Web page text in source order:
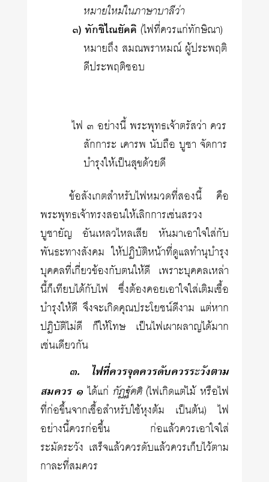
หมายใหม่ในภาษาบาลีว่า
๓) ทักขิไณยัคคิ (ไฟที่ควรแก่ทักษิณา)
หมายถึง สมณพราหมณ์ ผู้ประพฤติ
ดีประพฤติชอบ
ไฟ ๓ อย่างนี้ พระพุทธเจ้าตรัสว่า ควร
สักการะ เคารพ นับถือ บูชา จัดการ
บำรุงให้เป็นสุขด้วยดี
ข้อสังเกตสำหรับไฟหมวดที่สองนี้ คือ
พระพุทธเจ้าทรงสอนให้เลิกการเซ่นสรวง
บูชายัญ อันเหลวไหลเสีย หันมาเอาใจใส่กับ
พันธะทางสังคม ให้ปฏิบัติหน้าที่ดูแลทำนุบำรุง
บุคคลที่เกี่ยวข้องกับตนให้ดี เพราะบุคคลเหล่า
นี้ก็เทียบได้กับไฟ ซึ่งต้องคอยเอาใจใส่เติมเชื้อ
บำรุงให้ดี จึงจะเกิดคุณประโยชน์ดีงาม แต่หาก
ปฏิบัติไม่ดี ก็ให้โทษ เป็นไฟเผาผลาญได้มาก
เช่นเดียวกัน
๓. ไฟที่ควรจุดควรดับควรระวังตาม
สมควร ๑ ได้แก่ กัฏฐัคคิ(ไฟเกิดแต่ไม้ หรือไฟ
ที่ก่อขึ้นจากเชื้อสำหรับใช้หุงต้ม เป็นต้น) ไฟ
อย่างนี้ควรก่อขึ้น ก่อแล้วควรเอาใจใส่
ระมัดระวัง เสร็จแล้วควรดับแล้วควรเก็บไว้ตาม
กาละที่สมควร